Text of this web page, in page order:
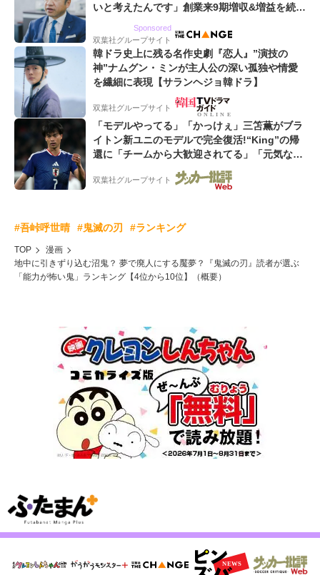
いと考えたんです」創業来9期増収&増益を続け
Sponsored
双葉社グループサイト
韓ドラ史上に残る名作史劇『恋人』”演技の
神”ナムグン・ミンが主人公の深い孤独や情愛
を繊細に表現【サランヘジョ韓ドラ】
双葉社グループサイト
「モデルやってる」「かっけぇ」三笘薫がブラ
イトン新ユニのモデルで完全復活!“King”の帰
還に「チームから大歓迎されてる」「元気な姿
双葉社グループサイト
#吾峠呼世晴 #鬼滅の刃 #ランキング
TOP
漫画
地中に引きずり込む沼鬼？ 夢で廃人にする魘夢？『鬼滅の刃』読者が選ぶ
「能力が怖い鬼」ランキング【4位から10位】（概要）